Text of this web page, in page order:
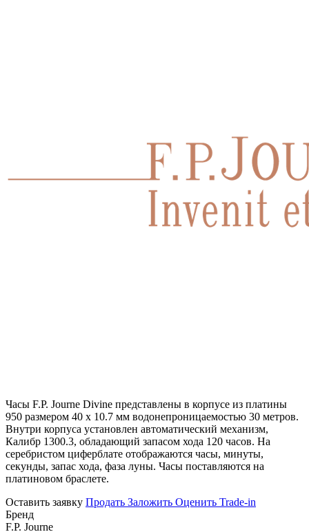
Часы F.P. Journe Divine представлены в корпусе из платины
950 размером 40 х 10.7 мм водонепроницаемостью 30 метров.
Внутри корпуса установлен автоматический механизм,
Калибр 1300.3, обладающий запасом хода 120 часов. На
серебристом циферблате отображаются часы, минуты,
секунды, запас хода, фаза луны. Часы поставляются на
платиновом браслете.
Оставить заявку Продать Заложить Оценить Trade-in
Бренд
F.P. Journe